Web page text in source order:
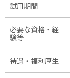
試用期間
必要な資格・経
験等
待遇・福利厚生